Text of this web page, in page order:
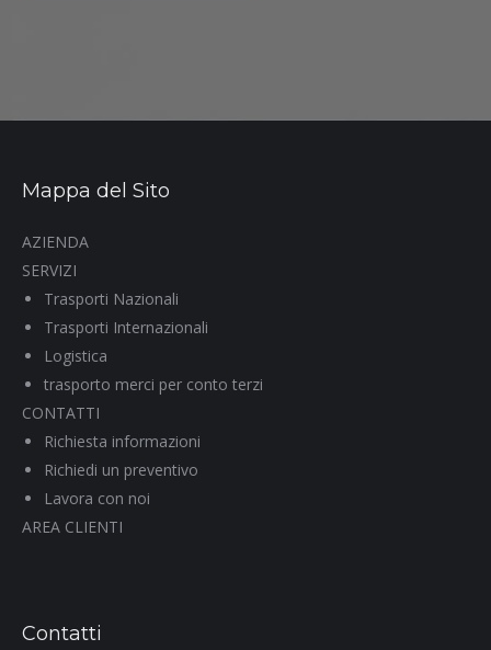
Mappa del Sito
AZIENDA
SERVIZI
Trasporti Nazionali
Trasporti Internazionali
Logistica
trasporto merci per conto terzi
CONTATTI
Richiesta informazioni
Richiedi un preventivo
Lavora con noi
AREA CLIENTI
Contatti